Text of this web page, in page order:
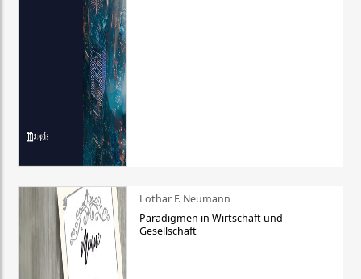
Lothar F. Neumann
Paradigmen in Wirtschaft und
Gesellschaft